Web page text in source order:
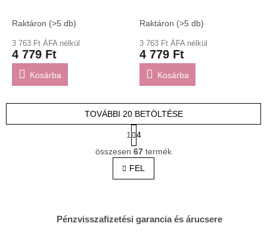
Raktáron (>5 db)
3 763 Ft ÁFA nélkül
4 779 Ft
Kosárba
Raktáron (>5 db)
3 763 Ft ÁFA nélkül
4 779 Ft
Kosárba
L
i
s
t
r
á
TOVÁBBI 20 BETÖLTÉSE
a
p
o
z
á
1
4
összesen 67 termék
FEL
Pénzvisszafizetési garancia és árucsere